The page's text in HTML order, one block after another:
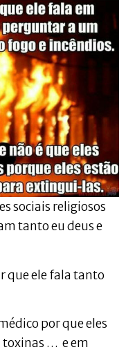
sociais religiosos
tanto eu deus e
que ele fala tanto
por que eles
toxinas … e em